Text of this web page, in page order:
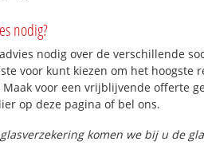
nodig?
nodig over de verschillende
voor kunt kiezen om het hoogste
Maak voor een vrijblijvende offerte
op deze pagina of bel ons.
komen we bij u de